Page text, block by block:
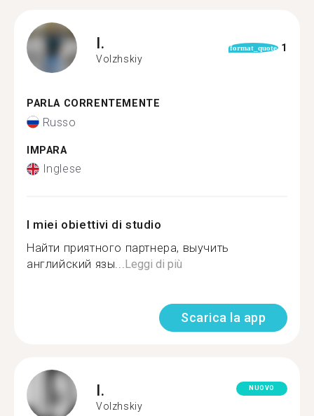
I.
Volzhskiy
format_quote 1
PARLA CORRENTEMENTE
Russo
IMPARA
Inglese
I miei obiettivi di studio
Найти приятного партнера, выучить
английский язы...Leggi di più
Scarica la app
I.
Volzhskiy
NUOVO